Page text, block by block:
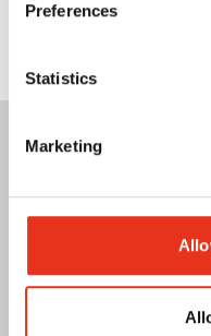
Preferences
Statistics
Marketing